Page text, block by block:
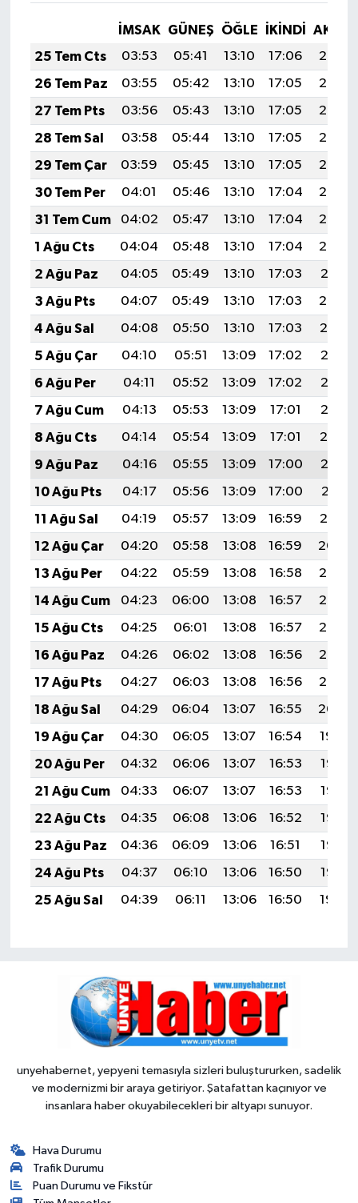
İMSAK GÜNEŞ ÖĞLE İKINDI
25 Tem Cts
03:53 05:41 13:10 17:06
20:29
26 Tem Paz
03:55 05:42 13:10 17:05
20:28
27 Tem Pts
03:56 05:43 13:10 17:05
20:27
28 Tem Sal
03:58 05:44 13:10 17:05
20:26
29 Tem Çar
03:59 05:45 13:10 17:05
20:25
30 Tem Per
04:01 05:46 13:10 17:04
20:24
31 Tem Cum
04:02 05:47 13:10 17:04
20:23
1 Ağu Cts
04:04 05:48 13:10 17:04
20:22
2 Ağu Paz
04:05 05:49 13:10 17:03
20:21
3 Ağu Pts
04:07 05:49 13:10 17:03
20:20
4 Ağu Sal
04:08 05:50 13:10 17:03
20:19
5 Ağu Çar
04:10 05:51 13:09 17:02
20:17
6 Ağu Per
04:11 05:52 13:09 17:02
20:16
7 Ağu Cum
04:13 05:53 13:09 17:01
20:15
8 Ağu Cts
04:14 05:54 13:09 17:01
20:14
9 Ağu Paz
04:16 05:55 13:09 17:00
20:13
10 Ağu Pts
04:17 05:56 13:09 17:00
20:11
11 Ağu Sal
04:19 05:57 13:09 16:59
20:10
12 Ağu Çar
04:20 05:58 13:08 16:59
20:09
13 Ağu Per
04:22 05:59 13:08 16:58
20:07
14 Ağu Cum
04:23 06:00 13:08 16:57
20:06
15 Ağu Cts
04:25 06:01 13:08 16:57
20:05
16 Ağu Paz
04:26 06:02 13:08 16:56
20:03
17 Ağu Pts
04:27 06:03 13:08 16:56
20:02
18 Ağu Sal
04:29 06:04 13:07 16:55
20:00
19 Ağu Çar
04:30 06:05 13:07 16:54
19:59
20 Ağu Per
04:32 06:06 13:07 16:53
19:58
21 Ağu Cum
04:33 06:07 13:07 16:53
19:56
22 Ağu Cts
04:35 06:08 13:06 16:52
19:55
23 Ağu Paz
04:36 06:09 13:06 16:51
19:53
24 Ağu Pts
04:37 06:10 13:06 16:50
19:52
25 Ağu Sal
04:39 06:11 13:06 16:50 19:50
unyehabernet, yepyeni temasıyla sizleri buluştururken, sadelik
ve modernizmi bir araya getiriyor. Şatafattan kaçınıyor ve
insanlara haber okuyabilecekleri bir altyapı sunuyor.
Hava Durumu
Trafik Durumu
Puan Durumu ve Fikstür